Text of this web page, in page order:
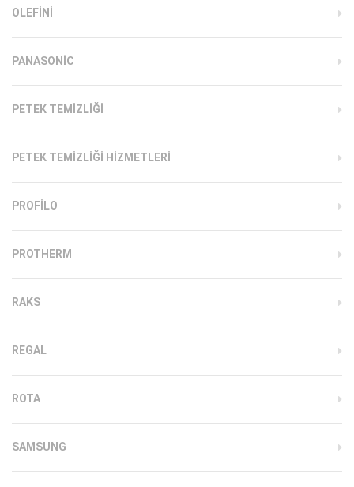
OLEFINI
PANASONIC
PETEK TEMIZLIĞI
PETEK TEMIZLIĞI HIZMETLERI
PROFILO
PROTHERM
RAKS
REGAL
ROTA
SAMSUNG